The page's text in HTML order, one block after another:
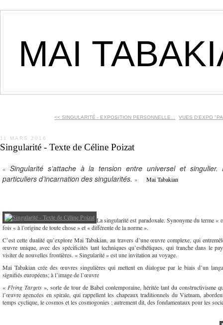
MAI
<< SINGULARITÉ - EXPOSITION PERSONNELLE... VUES D'EXPO
11 MARS 2016
Singularité - Texte de Céline Poizat
« Singularité s’attache à la tension entre universel et singulier.
particuliers d’incarnation des singularités. » Mai Tabakian
La singularité est paradoxale. Synonyme du terme «
fois « à l’origine de toute chose » et « différente de la norme ».
C’est cette dualité qu’explore Mai Tabakian, au travers d’une œuvre complexe, qui
œuvre unique, avec des spécificités tant techniques qu’esthétiques, qui tranche dans le
visiter de nouvelles frontières. « Singularité » est une invitation au voyage.
Mai Tabakian crée des œuvres singulières qui mettent en dialogue par le biais d’un
signifiés européens; à l’image de l’œuvre
« Flying Targets », sorte de tour de Babel contemporaine, héritée tant du constructivisme
l’œuvre agencées en spirale, qui rappellent les chapeaux traditionnels du Vietnam,
temps cyclique, le cosmos et les cosmogonies ; autrement dit, des fondamentaux pour les